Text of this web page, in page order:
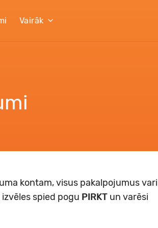
Vairāk
kontam, visus pakalpojumus vari
spied pogu PIRKT un varēsi